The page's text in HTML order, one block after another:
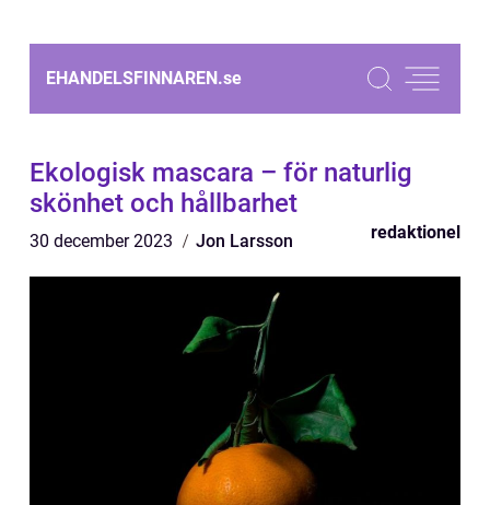
EHANDELSFINNAREN.se
Ekologisk mascara – för naturlig
skönhet och hållbarhet
30 december 2023 Jon Larsson redaktionel